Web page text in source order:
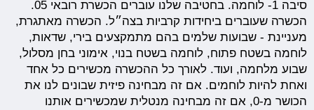
סיבה 1- לוחמה. בחטיבה שלנו עוברים הכשרת רובאי 05.
הכשרה שעוברים ביחידות קרביות בצה״ל. הכשרה מאתגרת,
מעניינת - שבועות שלמים בהם מתמקצעים בירי, שדאות,
לוחמה בשטח פתוח, לוחמה בשטח בנוי, אימוני בחן מסלול,
שבוע מלחמה, ועוד. לאורך כל ההכשרה מכשירים כל אחד
ואחת להיות לוחמים. אם זה מבחינה פיזית שבונים לנו את
הכושר מ-0, אם זה מבחינה מנטלית שמכשירים אותנו